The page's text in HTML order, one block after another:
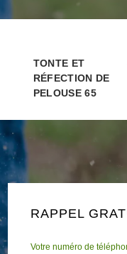
TONTE ET
RÉFECTION DE
PELOUSE 65
RAPPEL